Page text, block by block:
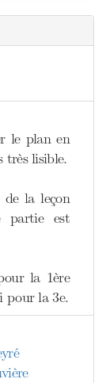
le plan en
très lisible.
la leçon
partie est
la 1ère
pour la 3e.